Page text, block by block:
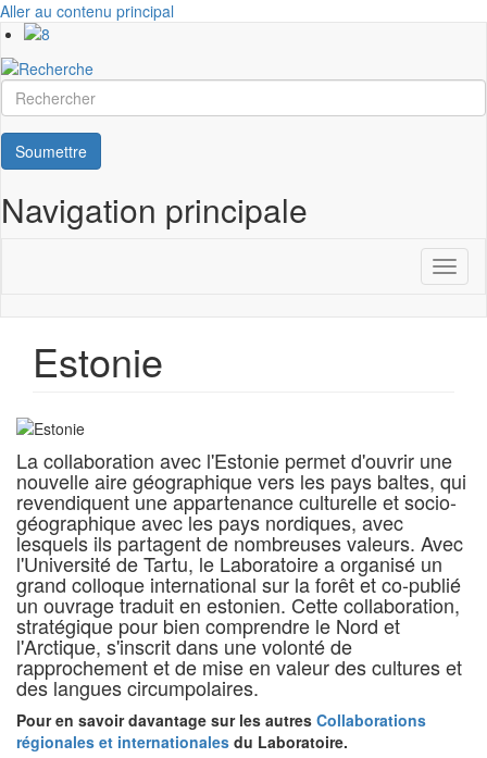
Aller au contenu principal
Rechercher
Soumettre
Navigation principale
Estonie
La collaboration avec l'Estonie permet d'ouvrir une
nouvelle aire géographique vers les pays baltes, qui
revendiquent une appartenance culturelle et socio-
géographique avec les pays nordiques, avec
lesquels ils partagent de nombreuses valeurs. Avec
l'Université de Tartu, le Laboratoire a organisé un
grand colloque international sur la forêt et co-publié
un ouvrage traduit en estonien. Cette collaboration,
stratégique pour bien comprendre le Nord et
l'Arctique, s'inscrit dans une volonté de
rapprochement et de mise en valeur des cultures et
des langues circumpolaires.
Pour en savoir davantage sur les autres Collaborations
régionales et internationales du Laboratoire.